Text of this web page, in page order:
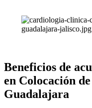
Beneficios de
en Colocación de
Guadalajara